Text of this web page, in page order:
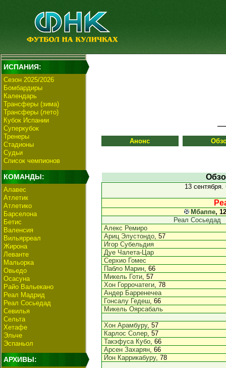
ИСПАНИЯ:
Сезон 2025/2026
Бомбардиры
Календарь
Трансферы (зима)
Трансферы (лето)
Кубок Испании
Суперкубок
Тренеры
Стадионы
Судьи
Список чемпионов
КОМАНДЫ:
Алавес
Атлетик
Атлетико
Барселона
Бетис
Валенсия
Вильярреал
Жирона
Леванте
Мальорка
Овьедо
Осасуна
Райо Вальекано
Реал Мадрид
Реал Сосьедад
Севилья
Сельта
Хетафе
Эльче
Эспаньол
АРХИВЫ:
Анонс
13 сентября.
Мбаппе,
Реал Сосьедад
Алекс Ремиро
Ариц Элустондо, 57
Игор Субельдия
Дуе Чалета-Цар
Серхио Гомес
Пабло Марин, 66
Микель Готи, 57
Хон Горрочатеги, 78
Андер Барренечеа
Гонсалу Гедеш, 66
Микель Оярсабаль
Хон Арамбуру, 57
Карлос Солер, 57
Такэфуса Кубо, 66
Арсен Захарян, 66
Йон Каррикабуру, 78